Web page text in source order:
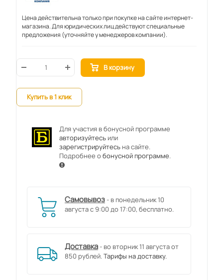
Цена действительна только при покупке на сайте интернет-
магазина. Для юридических лиц действуют специальные
предложения (уточняйте у менеджеров компании).
В корзину
Купить в 1 клик
Для участия в бонусной программе
авторизуйтесьили
зарегистрируйтесьна сайте.
Подробнее обонусной программе.
Самовывоз - в понедельник 10
августа с 9:00 до 17:00, бесплатно.
Доставка - во вторник 11 августа от
850 рублей.Тарифы на доставку.